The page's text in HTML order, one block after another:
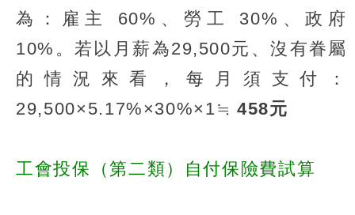
為：雇主 60%、勞工 30%、政府
10%。若以月薪為29,500元、沒有眷屬
的情況來看，每月須支付：
29,500×5.17%×30%×1≒ 458元
工會投保（第二類）自付保險費試算